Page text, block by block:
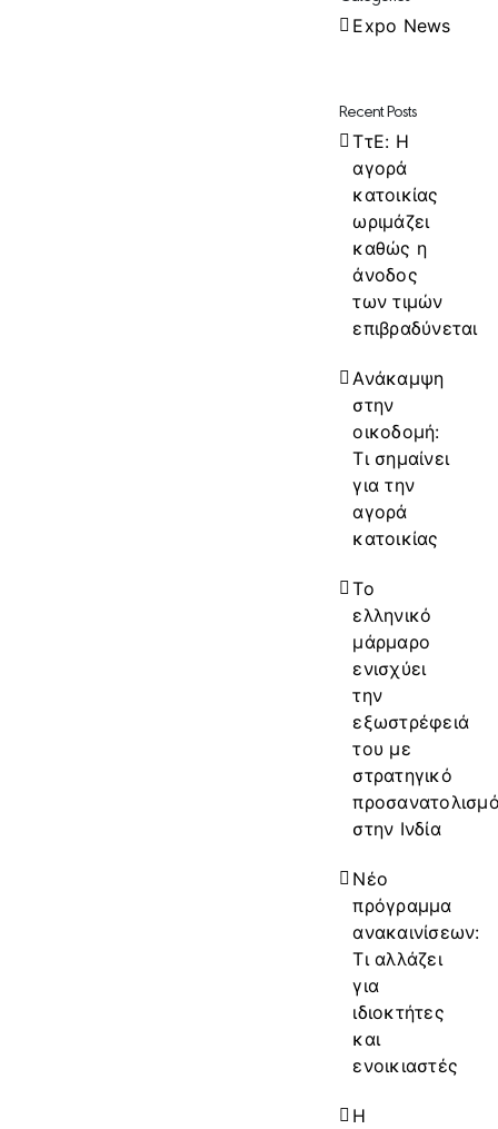
Expo News
Recent Posts
ΤτΕ: Η
αγορά
κατοικίας
ωριμάζει
καθώς η
άνοδος
των τιμών
επιβραδύνεται
Ανάκαμψη
στην
οικοδομή:
Τι σημαίνει
για την
αγορά
κατοικίας
Το
ελληνικό
μάρμαρο
ενισχύει
την
εξωστρέφειά
του με
στρατηγικό
στην Ινδία
Νέο
πρόγραμμα
ανακαινίσεων:
Τι αλλάζει
για
ιδιοκτήτες
και
ενοικιαστές
Η